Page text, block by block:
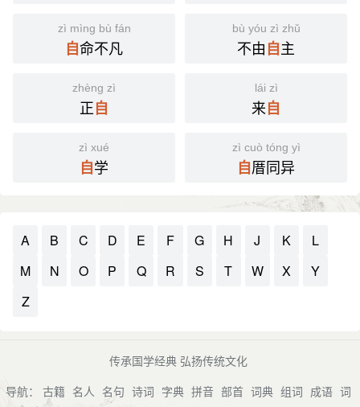
zì mìng bù fán
自命不凡
bù yóu zì zhǔ
不由自主
zhèng zì
正自
lái zì
来自
zì xué
自学
zì cuò tóng yì
自厝同异
A B C D E F G H J K
L
M
N O P Q R S T W X
Y
Z
传承国学经典 弘扬传统文化
导航： 古籍 名人 名句 诗词 字典 拼音 部首 词典 组词 成语 词